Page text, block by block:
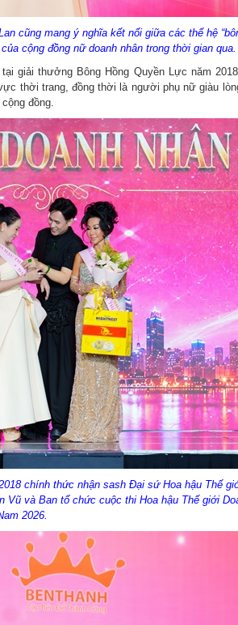
cũng mang ý nghĩa kết nối giữa các thế hệ
cộng đồng nữ doanh nhân trong thời gian qua.
giải thưởng Bông Hồng Quyền Lực năm
thời trang, đồng thời là người phụ nữ giàu
đồng.
chính thức nhận sash Đại sứ Hoa hậu Thế
và Ban tổ chức cuộc thi Hoa hậu Thế giới
2026.